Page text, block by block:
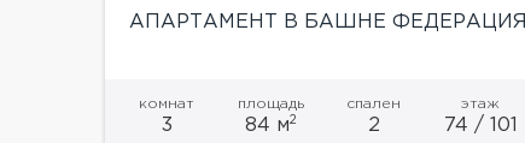
АПАРТАМЕНТ В БАШНЕ ФЕДЕРАЦИЯ
комнат
3
площадь
84 м2
спален
2
этаж
74 / 101